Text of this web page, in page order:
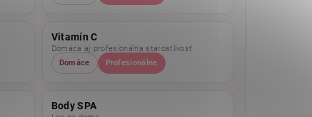
Vitamín C
Domáca aj profesionálna starostlivosť
Domáce
Profesionálne
Body SPA